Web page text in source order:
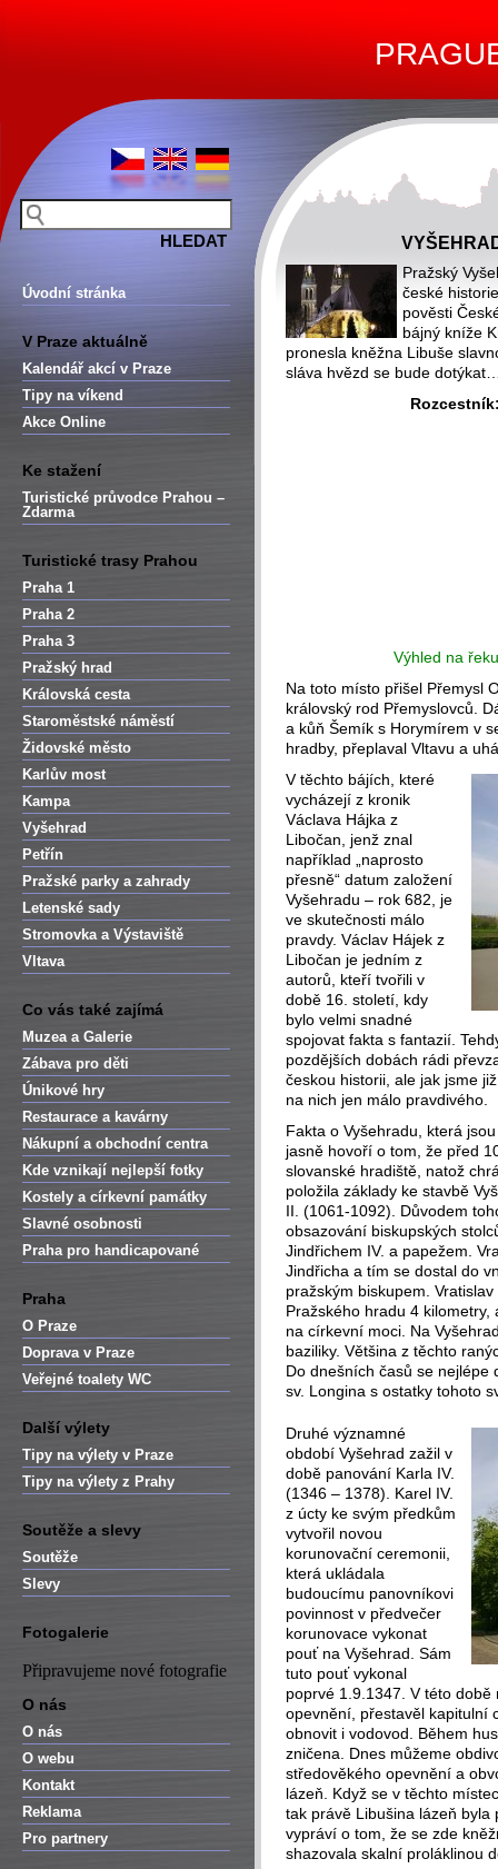
Úvodní stránka
V Praze aktuálně
Kalendář akcí v Praze
Tipy na víkend
Akce Online
Ke stažení
Turistické průvodce Prahou –
Zdarma
Turistické trasy Prahou
Praha 1
Praha 2
Praha 3
Pražský hrad
Královská cesta
Staroměstské náměstí
Židovské město
Karlův most
Kampa
Vyšehrad
Petřín
Pražské parky a zahrady
Letenské sady
Stromovka a Výstaviště
Vltava
Co vás také zajímá
Muzea a Galerie
Zábava pro děti
Únikové hry
Restaurace a kavárny
Nákupní a obchodní centra
Kde vznikají nejlepší fotky
Kostely a církevní památky
Slavné osobnosti
Praha pro handicapované
Praha
O Praze
Doprava v Praze
Veřejné toalety WC
Další výlety
Tipy na výlety v Praze
Tipy na výlety z Prahy
Soutěže a slevy
Soutěže
Slevy
Fotogalerie
Připravujeme nové fotografie
O nás
O nás
O webu
Kontakt
Reklama
Pro partnery
Pražský
české
pověsti
bájný kníže
pronesla kněžna Libuše
sláva hvězd se bude
Výhled na
Na toto místo přišel Přemysl
královský rod Přemyslovců.
a kůň Šemík s Horymírem v
hradby, přeplaval Vltavu a
V těchto bájích, které
vycházejí z kronik
Václava Hájka z
Libočan, jenž znal
například „naprosto
přesně“ datum založení
Vyšehradu – rok 682, je
ve skutečnosti málo
pravdy. Václav Hájek z
Libočan je jedním z
autorů, kteří tvořili v
době 16. století, kdy
bylo velmi snadné
spojovat fakta s fantazií.
pozdějších dobách rádi
českou historii, ale jak jsme
na nich jen málo pravdivého.
Fakta o Vyšehradu, která
jasně hovoří o tom, že před
slovanské hradiště, natož
položila základy ke stavbě
II. (1061-1092). Důvodem
obsazování biskupských
Jindřichem IV. a papežem.
Jindřicha a tím se dostal do
pražským biskupem.
Pražského hradu 4
na církevní moci. Na
baziliky. Většina z těchto
Do dnešních časů se nejlépe
sv. Longina s ostatky tohoto
Druhé významné
období Vyšehrad zažil v
době panování Karla IV.
(1346 – 1378). Karel IV.
z úcty ke svým předkům
vytvořil novou
korunovační ceremonii,
která ukládala
budoucímu panovníkovi
povinnost v předvečer
korunovace vykonat
pouť na Vyšehrad. Sám
tuto pouť vykonal
poprvé 1.9.1347. V této
opevnění, přestavěl kapitulní
obnovit i vodovod. Během
zničena. Dnes můžeme
středověkého opevnění a
lázeň. Když se v těchto
tak právě Libušina lázeň
vypráví o tom, že se zde
shazovala skalní proláklinou